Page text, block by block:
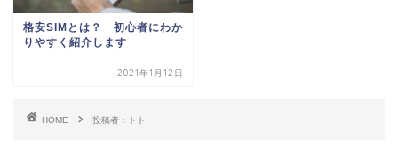
格安SIMとは？ 初心者にわか
りやすく紹介します
2021年1月12日
HOME 投稿者：トト